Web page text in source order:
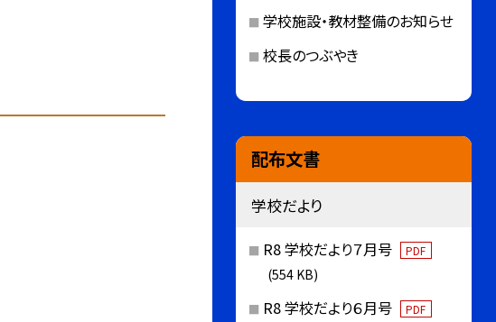
学校施設・教材整備のお知らせ
校長のつぶやき
配布文書
学校だより
R8 学校だより７月号 PDF
(554 KB)
R8 学校だより６月号 PDF